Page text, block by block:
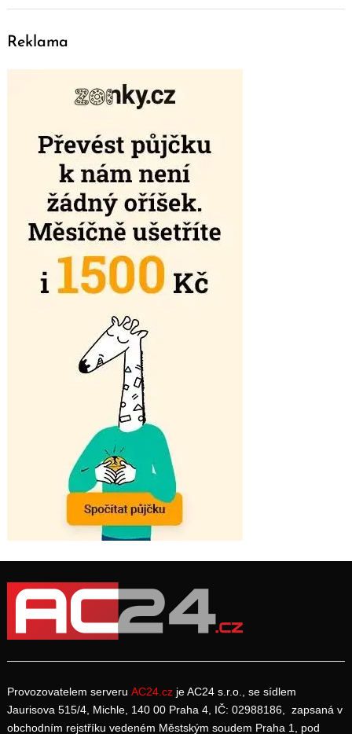
Reklama
Provozovatelem serveru AC24.cz je AC24 s.r.o., se sídlem
Jaurisova 515/4, Michle, 140 00 Praha 4, IČ: 02988186, zapsaná v
obchodním rejstříku vedeném Městským soudem Praha 1, pod